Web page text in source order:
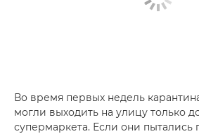
Во время первых недель
могли выходить на улицу только
супермаркета. Если они пытались